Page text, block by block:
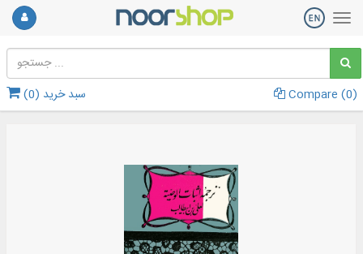
سبد خرید (0
) Compare (0)